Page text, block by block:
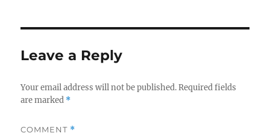
Leave a Reply
Your email address will not be published. Required fields
are marked *
COMMENT *